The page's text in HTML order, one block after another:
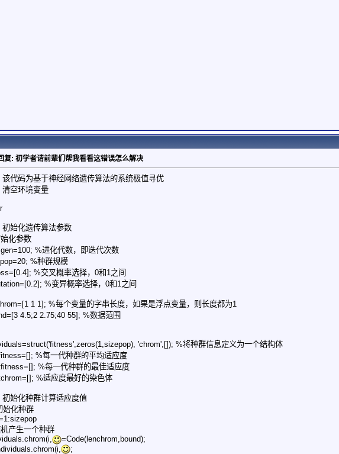
复: 初学者请前辈们帮我看看这错误怎么解决
该代码为基于神经网络遗传算法的系统极值寻优
清空环境变量
初始化遗传算法参数
化参数
%进化代数，即迭代次数
%种群规模
%交叉概率选择，0和1之间
%变异概率选择，0和1之间
1 1]; %每个变量的字串长度，如果是浮点变量，则长度都为1
4.5;2 2.75;40 55]; %数据范围
'chrom',[]); %将种群信息定义为一个结构体
%每一代种群的平均适应度
%每一代种群的最佳适应度
%适应度最好的染色体
初始化种群计算适应度值
始化种群
产生一个种群
=Code(lenchrom,bound);
;